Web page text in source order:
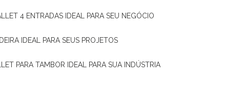
4 ENTRADAS IDEAL PARA SEU NEGÓCIO
IDEAL PARA SEUS PROJETOS
PARA TAMBOR IDEAL PARA SUA INDÚSTRIA